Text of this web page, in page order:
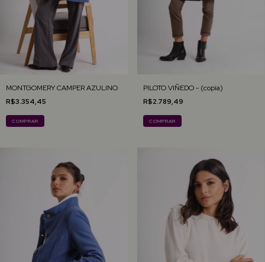
MONTGOMERY CAMPER AZULINO
R$3.354,45
COMPRAR
PILOTO VIÑEDO - (copia)
R$2.789,49
COMPRAR